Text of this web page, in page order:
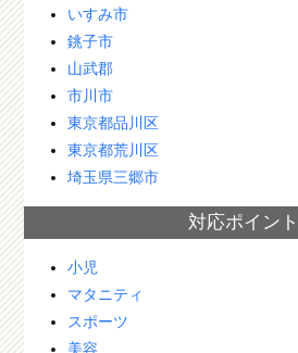
いすみ市
銚子市
山武郡
市川市
東京都品川区
東京都荒川区
埼玉県三郷市
対応ポイント
小児
マタニティ
スポーツ
美容